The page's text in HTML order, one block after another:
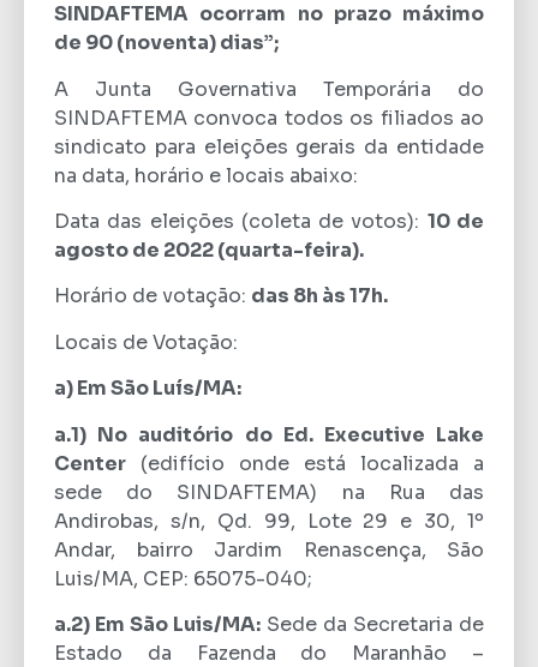
SINDAFTEMA ocorram no prazo máximo
de 90 (noventa) dias”;
A Junta Governativa Temporária do
SINDAFTEMA convoca todos os filiados ao
sindicato para eleições gerais da entidade
na data, horário e locais abaixo:
Data das eleições (coleta de votos): 10 de
agosto de 2022 (quarta-feira).
Horário de votação: das 8h às 17h.
Locais de Votação:
a) Em São Luís/MA:
a.1) No auditório do Ed. Executive Lake
Center (edifício onde está localizada a
sede do SINDAFTEMA) na Rua das
Andirobas, s/n, Qd. 99, Lote 29 e 30, 1º
Andar, bairro Jardim Renascença, São
Luis/MA, CEP: 65075-040;
a.2) Em São Luis/MA: Sede da Secretaria de
Estado da Fazenda do Maranhão –